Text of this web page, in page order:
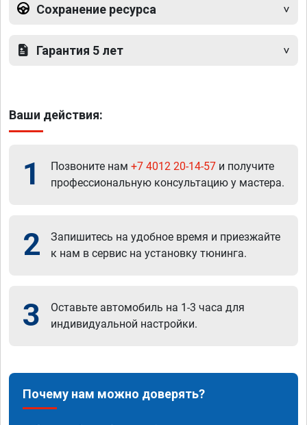
Сохранение ресурса
Гарантия 5 лет
Ваши действия:
1 Позвоните нам +7 4012 20-14-57 и получите
профессиональную консультацию у мастера.
2
Запишитесь на удобное время и приезжайте
к нам в сервис на установку тюнинга.
3
Оставьте автомобиль на 1-3 часа для
индивидуальной настройки.
Почему нам можно доверять?